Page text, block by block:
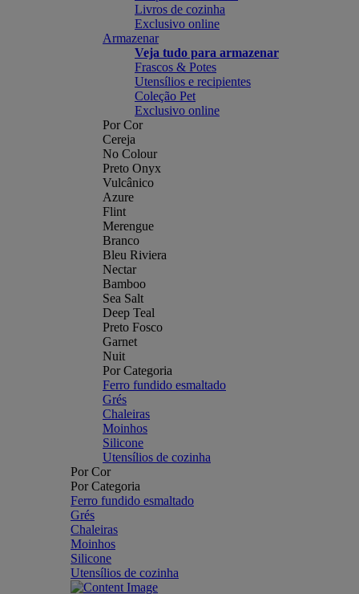
Livros de cozinha
Exclusivo online
Armazenar
Veja tudo para armazenar
Frascos & Potes
Utensílios e recipientes
Coleção Pet
Exclusivo online
Por Cor
Cereja
No Colour
Preto Onyx
Vulcânico
Azure
Flint
Merengue
Branco
Bleu Riviera
Nectar
Bamboo
Sea Salt
Deep Teal
Preto Fosco
Garnet
Nuit
Por Categoria
Ferro fundido esmaltado
Grés
Chaleiras
Moinhos
Silicone
Utensílios de cozinha
Por Cor
Por Categoria
Ferro fundido esmaltado
Grés
Chaleiras
Moinhos
Silicone
Utensílios de cozinha